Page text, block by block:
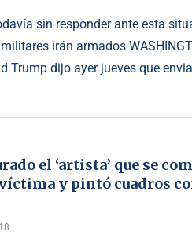
sin responder ante esta
irán armados
Trump dijo ayer jueves que
el ‘artista’ que se
y pintó cuadros